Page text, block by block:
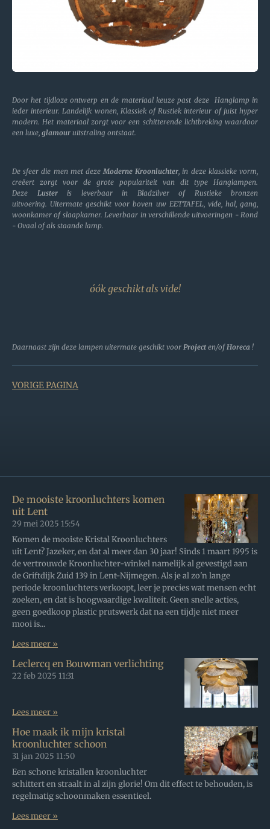
Door het tijdloze ontwerp en de materiaal keuze past deze Hanglamp in
ieder interieur. Landelijk wonen, Klassiek of Rustiek interieur of juist hyper
modern. Het materiaal zorgt voor een schitterende lichtbreking waardoor
een luxe, glamour uitstraling ontstaat.
De sfeer die men met dezeModerne Kroonluchter, in deze klassieke vorm,
creëert zorgt voor de grote populariteit van dit type Hanglampen.
Deze Lusteris leverbaar in Bladzilver of Rustieke bronzen
uitvoering. Uitermate geschikt voor boven uw EETTAFEL, vide, hal, gang,
woonkamer of slaapkamer. Leverbaar in verschillende uitvoeringen - Rond
- Ovaal of als staande lamp.
óók geschikt als vide!
Daarnaast zijn deze lampen uitermate geschikt voor Project en/ofHoreca !
VORIGE PAGINA
De mooiste kroonluchters komen
uit Lent
29 mei 2025 15:54
Komen de mooiste Kristal Kroonluchters
uit Lent? Jazeker, en dat al meer dan 30 jaar! Sinds 1 maart 1995 is
de vertrouwde Kroonluchter-winkel namelijk al gevestigd aan
de Griftdijk Zuid 139 in Lent-Nijmegen. Als je al zo'n lange
periode kroonluchters verkoopt, leer je precies wat mensen echt
zoeken, en dat is hoogwaardige kwaliteit. Geen snelle acties,
geen goedkoop plastic prutswerk dat na een tijdje niet meer
mooi is...
Lees meer »
Leclercq en Bouwman verlichting
22 feb 2025 11:31
Lees meer »
Hoe maak ik mijn kristal
kroonluchter schoon
31 jan 2025 11:50
Een schone kristallen kroonluchter
schittert en straalt in al zijn glorie! Om dit effect te behouden, is
regelmatig schoonmaken essentieel.
Lees meer »